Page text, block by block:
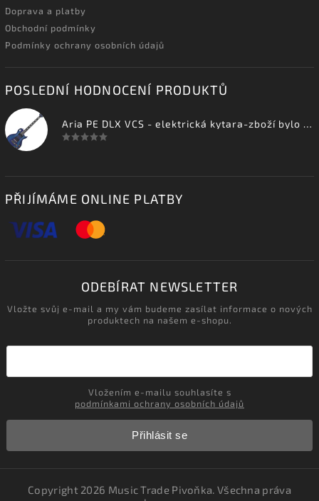
Doprava a platby
Obchodní podmínky
Podmínky ochrany osobních údajů
POSLEDNÍ HODNOCENÍ PRODUKTŮ
Aria PE DLX VCS - elektrická kytara-zboží bylo vystaveno na prodejně
PŘIJÍMÁME ONLINE PLATBY
ODEBÍRAT NEWSLETTER
Vložte svůj e-mail a my vám budeme zasílat informace o nových
produktech na našem e-shopu.
podmínkami ochrany osobních údajů
Přihlásit se
Copyright 2026 Music Trade Pivoňka. Všechna práva